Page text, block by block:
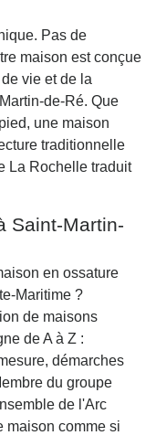
Pas de
maison est conçue
vie et de la
de-Ré. Que
une maison
traditionnelle
La Rochelle traduit
Saint-Martin-
en ossature
Maritime ?
de maisons
de A à Z :
démarches
du groupe
de l'Arc
maison comme si